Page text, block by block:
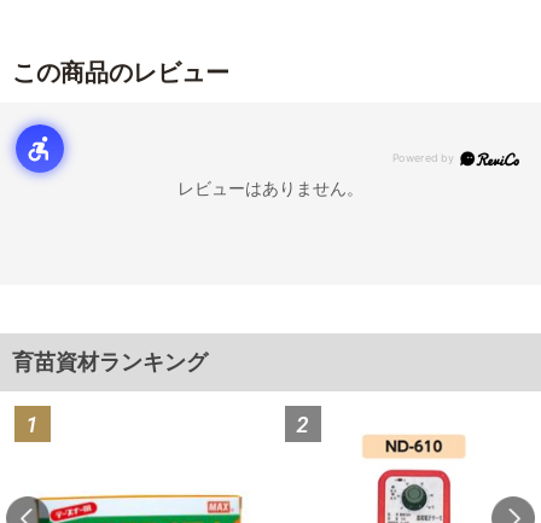
この商品のレビュー
レビューはありません。
育苗資材ランキング